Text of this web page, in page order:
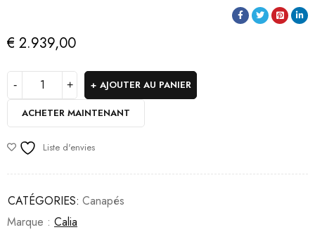
€ 2.939,00
AJOUTER AU PANIER
ACHETER MAINTENANT
Liste d'envies
CATÉGORIES: Canapés
Marque : Calia